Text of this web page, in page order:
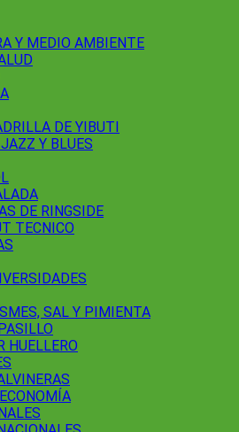
Y MEDIO AMBIENTE
DE YIBUTI
Y BLUES
DE RINGSIDE
TECNICO
SAL Y PIMIENTA
HUELLERO